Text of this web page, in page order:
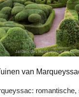
van
romantische,